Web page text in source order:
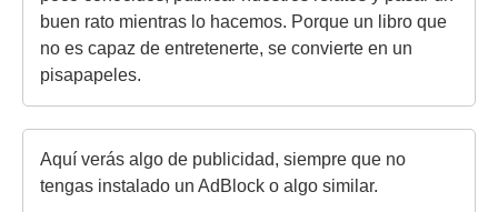
buen rato mientras lo hacemos. Porque un libro que
no es capaz de entretenerte, se convierte en un
pisapapeles.
Aquí verás algo de publicidad, siempre que no
tengas instalado un AdBlock o algo similar.